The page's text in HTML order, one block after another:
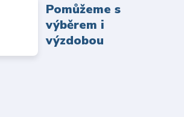
Pomůžeme s
výběrem i
výzdobou